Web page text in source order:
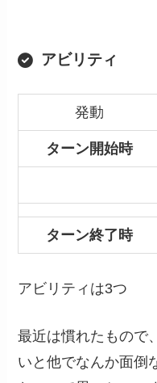
アビリティ
発動
ターン開始時
ターン終了時
アビリティは3つ
最近は慣れたもので
いと他でなんか面倒